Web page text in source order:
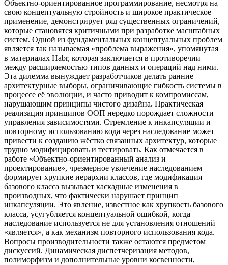
Объектно-ориентированное программирование, несмотря на
свою концептуальную стройность и широкое практическое
применение, демонстрирует ряд существенных ограничений,
которые становятся критичными при разработке масштабных
систем. Одной из фундаментальных концептуальных проблем
является так называемая «проблема выражения», упомянутая
в материалах Habr, которая заключается в противоречии
между расширяемостью типов данных и операций над ними.
Эта дилемма вынуждает разработчиков делать ранние
архитектурные выборы, ограничивающие гибкость системы в
процессе её эволюции, и часто приводит к компромиссам,
нарушающим принципы чистого дизайна. Практическая
реализация принципов ООП нередко порождает сложности
управления зависимостями. Стремление к инкапсуляции и
повторному использованию кода через наследование может
привести к созданию жёстко связанных архитектур, которые
трудно модифицировать и тестировать. Как отмечается в
работе «Объектно-ориентированный анализ и
проектирование», чрезмерное увлечение наследованием
формирует хрупкие иерархии классов, где модификация
базового класса вызывает каскадные изменения в
производных, что фактически нарушает принцип
инкапсуляции. Это явление, известное как хрупкость базового
класса, усугубляется концептуальной ошибкой, когда
наследование используется не для установления отношений
«является», а как механизм повторного использования кода.
Вопросы производительности также остаются предметом
дискуссий. Динамическая диспетчеризация методов,
полиморфизм и дополнительные уровни косвенности,